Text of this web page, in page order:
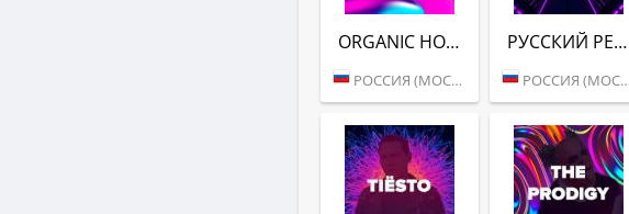
ORGANIC HOUSE (DFM)
РОССИЯ (МОСКВА)
РУССКИЙ РЕЙВ (DFM)
РОССИЯ (МОСКВА)